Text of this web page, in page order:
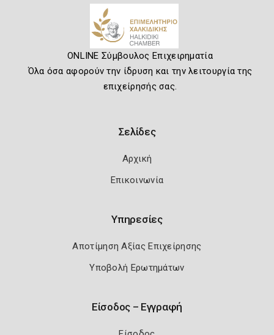
ONLINE Σύμβουλος Επιχειρηματία
Όλα όσα αφορούν την ίδρυση και την λειτουργία της
επιχείρησής σας.
Σελίδες
Αρχική
Επικοινωνία
Υπηρεσίες
Αποτίμηση Αξίας Επιχείρησης
Υποβολή Ερωτημάτων
Είσοδος – Εγγραφή